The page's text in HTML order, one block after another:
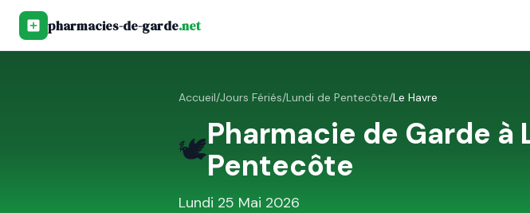
pharmacies-de-garde.net
Accueil/Jours Fériés/Lundi de Pentecôte/Le Havre
🕊️Pharmacie de Garde à
Pentecôte
Lundi 25 Mai 2026